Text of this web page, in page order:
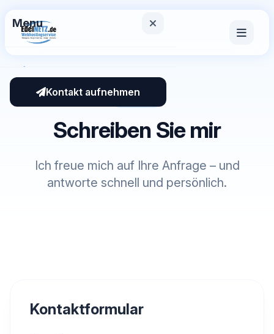
Menu
Leistungen
Über mich
KI-News
TOOLS / INFO
Nützliche Tools
Kontakt aufnehmen
Kontakt
Schreiben Sie mir
Ich freue mich auf Ihre Anfrage – und
antworte schnell und persönlich.
Kontaktformular